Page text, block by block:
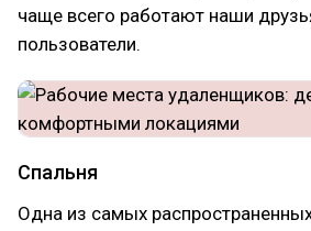
чаще всего работают наши
пользователи.
Спальня
Одна из самых